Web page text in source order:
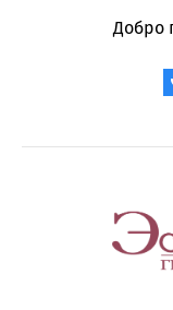
Добро